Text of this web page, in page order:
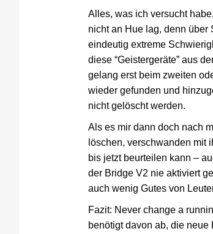
Alles, was ich versucht
nicht an Hue lag, denn über
eindeutig extreme
diese “Geistergeräte” aus
gelang erst beim zweiten
wieder gefunden und
nicht gelöscht werden.
Als es mir dann doch nach
löschen, verschwanden mit
bis jetzt beurteilen kann –
der Bridge V2 nie aktiviert
auch wenig Gutes von
Fazit: Never change a
benötigt davon ab, die neue